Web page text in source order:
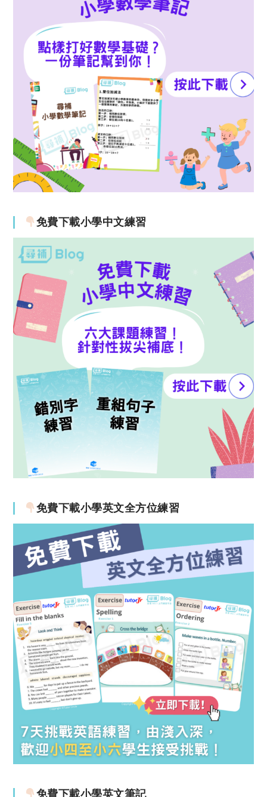
免費下載小學中文練習
免費下載小學英文全方位練習
免費下載小學英文筆記